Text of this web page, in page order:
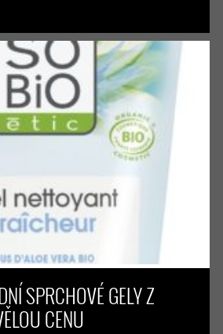
SPRCHOVÉ GELY Z
CENU